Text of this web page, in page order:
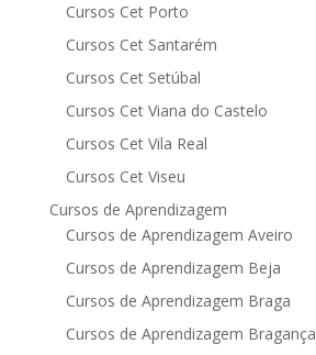
Cursos Cet Porto
Cursos Cet Santarém
Cursos Cet Setúbal
Cursos Cet Viana do Castelo
Cursos Cet Vila Real
Cursos Cet Viseu
Cursos de Aprendizagem
Cursos de Aprendizagem Aveiro
Cursos de Aprendizagem Beja
Cursos de Aprendizagem Braga
Cursos de Aprendizagem Bragança